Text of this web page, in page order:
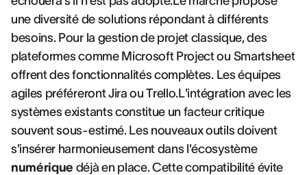
une diversité de solutions répondant à différents
besoins. Pour la gestion de projet classique, des
plateformes comme Microsoft Project ou Smartsheet
offrent des fonctionnalités complètes. Les équipes
agiles préféreront Jira ou Trello.L'intégration avec les
systèmes existants constitue un facteur critique
souvent sous-estimé. Les nouveaux outils doivent
s'insérer harmonieusement dans l'écosystème
numérique déjà en place. Cette compatibilité évite